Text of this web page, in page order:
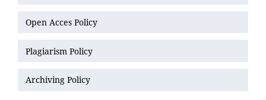
Open Acces Policy
Plagiarism Policy
Archiving Policy